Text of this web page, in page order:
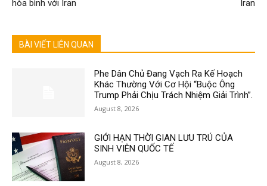
hòa bình với Iran
Iran
BÀI VIẾT LIÊN QUAN
Phe Dân Chủ Đang Vạch Ra Kế Hoạch
Khác Thường Với Cơ Hội “Buộc Ông
Trump Phải Chịu Trách Nhiệm Giải Trình”.
August 8, 2026
GIỚI HẠN THỜI GIAN LƯU TRÚ CỦA
SINH VIÊN QUỐC TẾ
August 8, 2026